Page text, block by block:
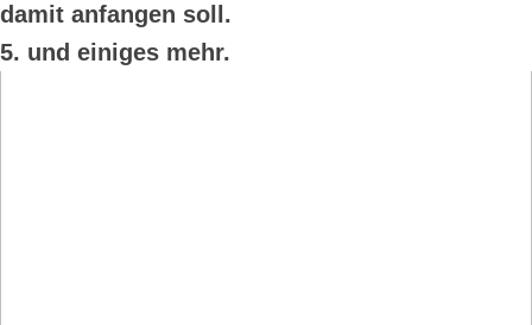
damit anfangen soll.
5. und einiges mehr.